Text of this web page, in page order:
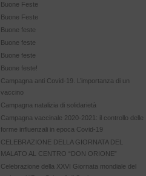
Buone Feste
Buone Feste
Buone feste
Buone feste
Buone feste
Buone feste!
Campagna anti Covid-19. L’importanza di un
vaccino
Campagna natalizia di solidarietà
Campagna vaccinale 2020-2021: il controllo delle
forme influenzali in epoca Covid-19
CELEBRAZIONE DELLA GIORNATA DEL
MALATO AL CENTRO “DON ORIONE”
Celebrazione della XXVI Giornata mondiale del